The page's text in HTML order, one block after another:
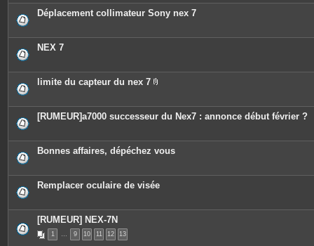
Déplacement collimateur Sony nex 7
NEX 7
limite du capteur du nex 7
è
c
j
o
t
e
s
[RUMEUR]a7000 successeur du Nex7 : annonce début février ?
Bonnes affaires, dépéchez vous
Remplacer oculaire de visée
[RUMEUR] NEX-7N
1 … 9 10 11 12 13